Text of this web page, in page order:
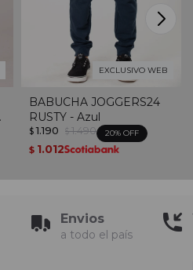
EXCLUSIVO WEB
BABUCHA JOGGERS24
RUSTY - Azul
$ 1.190 $ 1.490 20
$ 1.012
Envios
a todo el país